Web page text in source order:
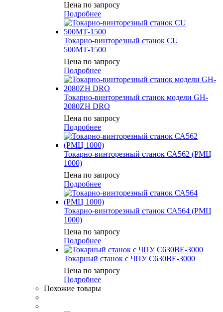
Цена по запросу
Подробнее
Токарно-винторезный станок CU
500МТ-1500
Цена по запросу
Подробнее
Токарно-винторезный станок модели GH-
2080ZH DRO
Цена по запросу
Подробнее
Токарно-винторезный станок СА562 (РМЦ
1000)
Цена по запросу
Подробнее
Токарно-винторезный станок СА564 (РМЦ
1000)
Цена по запросу
Подробнее
Токарный станок с ЧПУ C630BE-3000
Цена по запросу
Подробнее
Похожие товары